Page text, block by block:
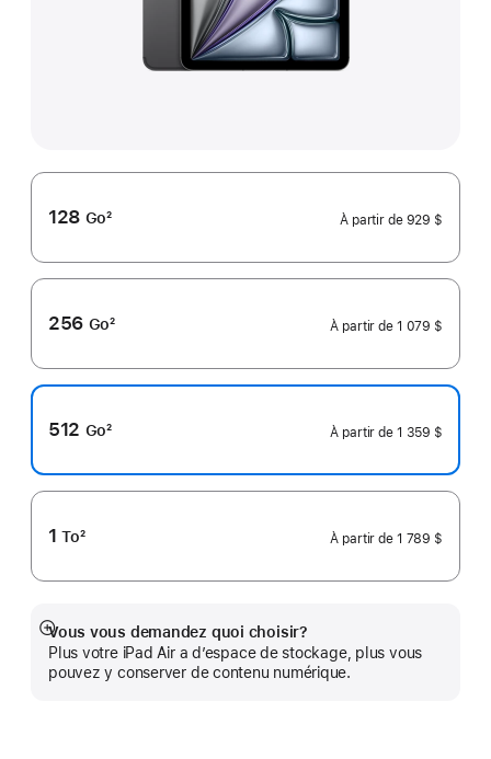
128 Go
bas
2 À partir de 929 $
256 Go
bas
2 À partir de 1 079 $
512 Go
bas
2 À partir de 1 359 $
1To
page
2 À partir de 1 789 $
Vous vous demandez quoi choisir?
Plus votre iPad Air a d’espace de stockage, plus vous
pouvez y conserver de contenu numérique.
En
montrer
plus